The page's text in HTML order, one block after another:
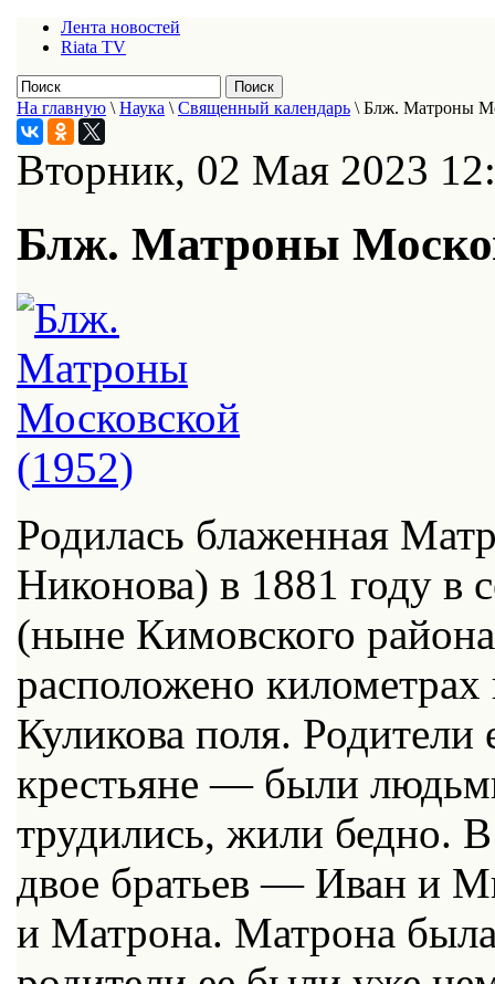
Лента новостей
Riata TV
На главную \ Наука \ Священный календарь \ Блж. Матроны
Вторник, 02 Мая 2023
Блж. Матроны
Родилась блаженная
Никонова) в 1881 году в
(ныне Кимовского
расположено километрах
Куликова поля.
крестьяне — были
трудились, жили бедно.
двое братьев — Иван и
и Матрона. Матрона